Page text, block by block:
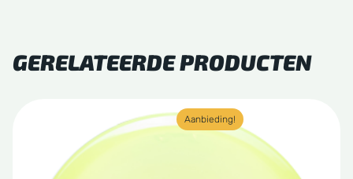
GERELATEERDE PRODUCTEN
Aanbieding!